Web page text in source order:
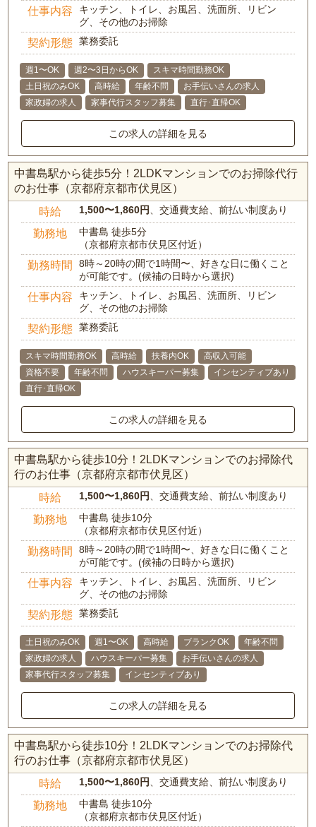
仕事内容
キッチン、トイレ、お風呂、洗面所、リビン
グ、その他のお掃除
契約形態 業務委託
週1〜OK 週2〜3日からOK
スキマ時間勤務OK
土日祝のみOK
高時給 年齢不問
お手伝いさんの求人
家政婦の求人
家事代行スタッフ募集 直行･直帰OK
この求人の詳細を見る
中書島駅から徒歩5分！2LDKマンションでのお掃除代行
のお仕事（京都府京都市伏見区）
時給 1,500〜1,860円 、交通費支給、前払い制度あり
勤務地
中書島 徒歩5分
（京都府京都市伏見区付近）
勤務時間
8時～20時の間で1時間〜、好きな日に働くこと
が可能です。(候補の日時から選択)
仕事内容
キッチン、トイレ、お風呂、洗面所、リビン
グ、その他のお掃除
契約形態 業務委託
スキマ時間勤務OK 高時給 扶養内OK
高収入可能
資格不要
年齢不問 ハウスキーパー募集
インセンティブあり
直行･直帰OK
この求人の詳細を見る
中書島駅から徒歩10分！2LDKマンションでのお掃除代
行のお仕事（京都府京都市伏見区）
時給 1,500〜1,860円 、交通費支給、前払い制度あり
勤務地
中書島 徒歩10分
（京都府京都市伏見区付近）
勤務時間
8時～20時の間で1時間〜、好きな日に働くこと
が可能です。(候補の日時から選択)
仕事内容
キッチン、トイレ、お風呂、洗面所、リビン
グ、その他のお掃除
契約形態 業務委託
土日祝のみOK 週1〜OK 高時給 ブランクOK
年齢不問
家政婦の求人
ハウスキーパー募集
お手伝いさんの求人
家事代行スタッフ募集
インセンティブあり
この求人の詳細を見る
中書島駅から徒歩10分！2LDKマンションでのお掃除代
行のお仕事（京都府京都市伏見区）
時給 1,500〜1,860円 、交通費支給、前払い制度あり
勤務地
中書島 徒歩10分
（京都府京都市伏見区付近）